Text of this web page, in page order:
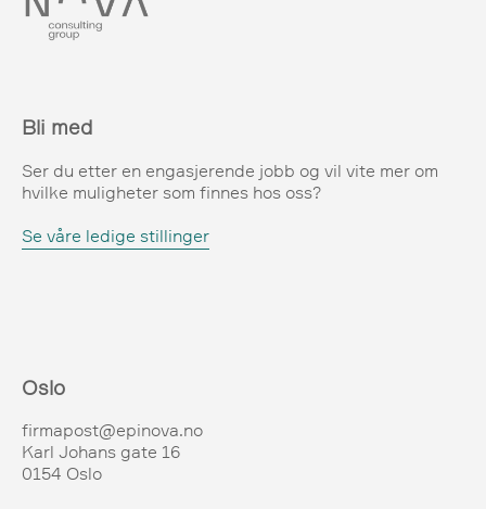
Bli med
Ser du etter en engasjerende jobb og vil vite mer om
hvilke muligheter som finnes hos oss?
Se våre ledige stillinger
Oslo
firmapost@epinova.no
Karl Johans gate 16
0154 Oslo